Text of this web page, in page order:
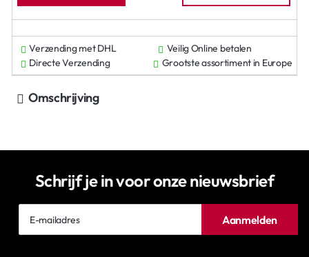
Verzending met DHL
Veilig Online betalen
Directe Verzending
Grootste assortiment in Europe
Omschrijving
Schrijf je in voor onze nieuwsbrief
mailadres
Aanmelden